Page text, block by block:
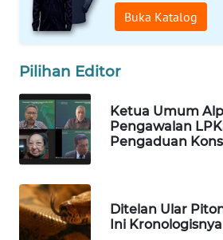
Buka Katalog
Pilihan Editor
Ketua Umum
Pengawalan
Pengaduan
Ditelan Ular
Ini Kronologisnya
WAHANA
Network
KONSUMEN
LISTRIK
MASYARAKAT
KELISTRIKAN
WALINKI